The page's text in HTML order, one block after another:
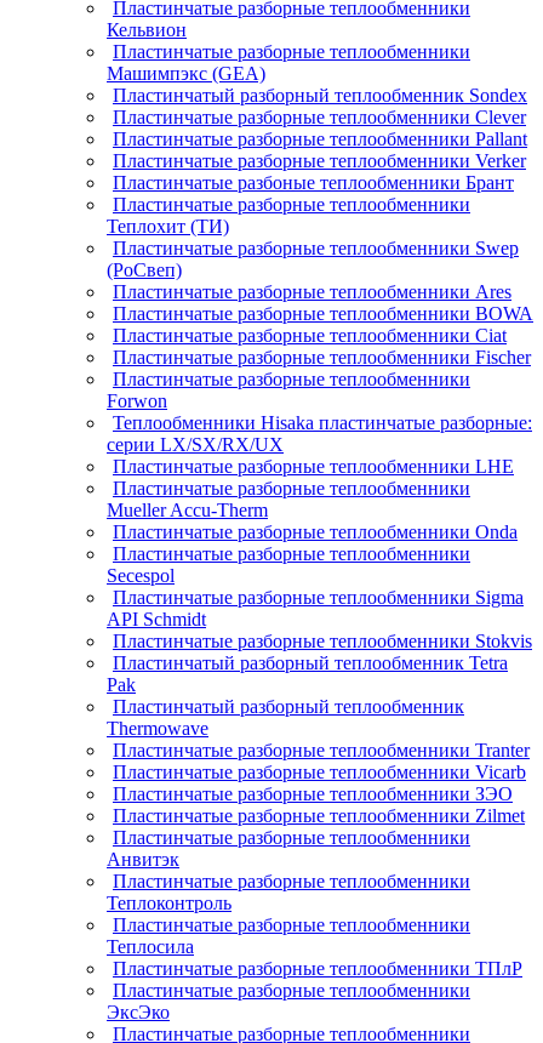
Пластинчатые разборные теплообменники
Кельвион
Пластинчатые разборные теплообменники
Машимпэкс (GEA)
Пластинчатый разборный теплообменник Sondex
Пластинчатые разборные теплообменники Clever
Пластинчатые разборные теплообменники Pallant
Пластинчатые разборные теплообменники Verker
Пластинчатые разбоные теплообменники Брант
Пластинчатые разборные теплообменники
Теплохит (ТИ)
Пластинчатые разборные теплообменники Swep
(РоСвеп)
Пластинчатые разборные теплообменники Ares
Пластинчатые разборные теплообменники BOWA
Пластинчатые разборные теплообменники Ciat
Пластинчатые разборные теплообменники Fischer
Пластинчатые разборные теплообменники
Forwon
Теплообменники Hisaka пластинчатые разборные:
серии LX/SX/RX/UX
Пластинчатые разборные теплообменники LHE
Пластинчатые разборные теплообменники
Mueller Accu-Therm
Пластинчатые разборные теплообменники Onda
Пластинчатые разборные теплообменники
Secespol
Пластинчатые разборные теплообменники Sigma
API Schmidt
Пластинчатые разборные теплообменники Stokvis
Пластинчатый разборный теплообменник Tetra
Pak
Пластинчатый разборный теплообменник
Thermowave
Пластинчатые разборные теплообменники Tranter
Пластинчатые разборные теплообменники Vicarb
Пластинчатые разборные теплообменники ЗЭО
Пластинчатые разборные теплообменники Zilmet
Пластинчатые разборные теплообменники
Анвитэк
Пластинчатые разборные теплообменники
Теплоконтроль
Пластинчатые разборные теплообменники
Теплосила
Пластинчатые разборные теплообменники ТПлР
Пластинчатые разборные теплообменники
ЭксЭко
Пластинчатые разборные теплообменники